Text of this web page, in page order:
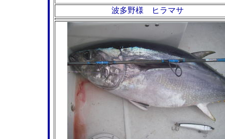
波多野様 ヒラマサ